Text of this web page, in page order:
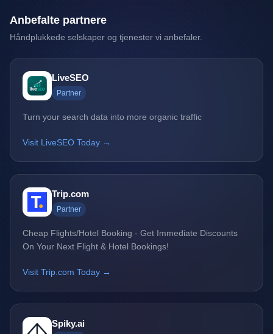
Anbefalte partnere
Håndplukkede selskaper og tjenester vi anbefaler.
LiveSEO
Partner
Turn your search data into more organic traffic
Visit LiveSEO Today →
Trip.com
Partner
Cheap Flights/Hotel Booking - Get Immediate Discounts
On Your Next Flight & Hotel Bookings!
Visit Trip.com Today →
Spiky.ai